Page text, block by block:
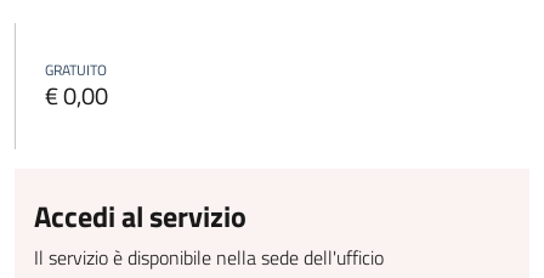
GRATUITO
€ 0,00
Accedi al servizio
Il servizio è disponibile nella sede dell'ufficio